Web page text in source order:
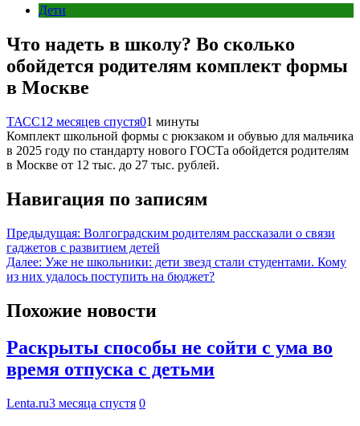
Дети
Что надеть в школу? Во сколько
обойдется родителям комплект формы
в Москве
ТАСС12 месяцев спустя01 минуты
Комплект школьной формы с рюкзаком и обувью для мальчика
в 2025 году по стандарту нового ГОСТа обойдется родителям
в Москве от 12 тыс. до 27 тыс. рублей.
Навигация по записям
Предыдущая: Волгоградским родителям рассказали о связи
гаджетов с развитием детей
Далее: Уже не школьники: дети звезд стали студентами. Кому
из них удалось поступить на бюджет?
Похожие новости
Раскрыты способы не сойти с ума во
время отпуска с детьми
Lenta.ru3 месяца спустя 0